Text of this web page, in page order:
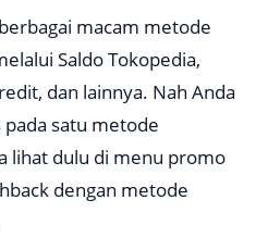
macam metode
Saldo Tokopedia,
dan lainnya. Nah Anda
satu metode
lihat dulu di menu promo
dengan metode